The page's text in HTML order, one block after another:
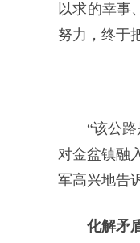
以求的幸事
努力，终于
“该公
对金盆镇融
军高兴地告
化解矛